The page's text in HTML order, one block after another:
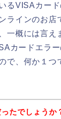
るVISAカー
ラインのお店
一概には言え
カードエラ
で、何か１つ
たでしょうか